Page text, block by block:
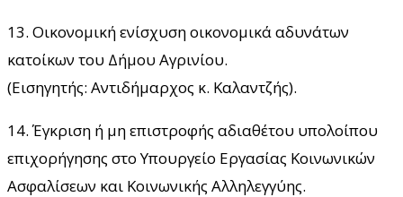
13. Οικονομική ενίσχυση οικονομικά αδυνάτων
κατοίκων του Δήμου Αγρινίου.
(Εισηγητής: Αντιδήμαρχος κ. Καλαντζής).
14. Έγκριση ή μη επιστροφής αδιαθέτου υπολοίπου
επιχορήγησης στο Υπουργείο Εργασίας Κοινωνικών
Ασφαλίσεων και Κοινωνικής Αλληλεγγύης.